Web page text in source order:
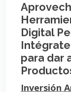
Digital
para dar
Inversión